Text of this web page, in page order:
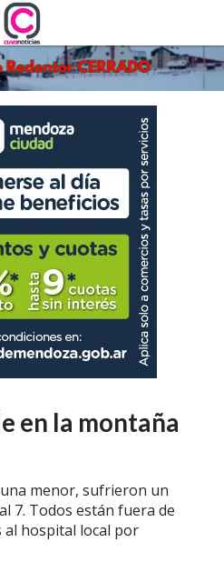
en la montaña
menor, sufrieron un
7. Todos están fuera de
hospital local por